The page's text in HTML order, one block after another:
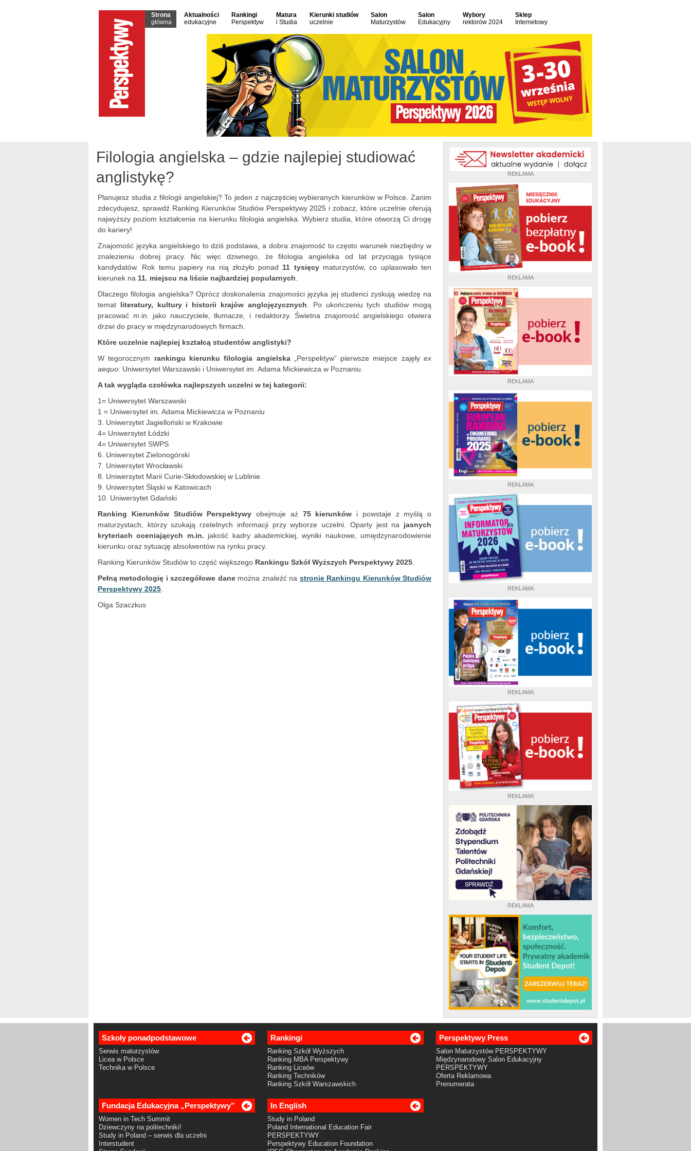
Strona
główna
Aktualności
edukacyjne
Rankingi
Perspektyw
Matura
i Studia
Kierunki studiów
uczelnie
Salon
Maturzystów
Salon
Edukacyjny
Wybory
rektorów 2024
Sklep
Internetowy
REKLAMA
REKLAMA
REKLAMA
REKLAMA
REKLAMA
REKLAMA
REKLAMA
REKLAMA
Filologia angielska – gdzie najlepiej studiować
anglistykę?
Planujesz studia z filologii angielskiej? To jeden z najczęściej wybieranych kierunków w Polsce. Zanim
zdecydujesz, sprawdź Ranking Kierunków Studiów Perspektywy 2025 i zobacz, które uczelnie oferują
najwyższy poziom kształcenia na kierunku filologia angielska. Wybierz studia, które otworzą Ci drogę
do kariery!
Znajomość języka angielskiego to dziś podstawa, a dobra znajomość to często warunek niezbędny w
znalezieniu dobrej pracy. Nic więc dziwnego, że filologia angielska od lat przyciąga tysiące
kandydatów. Rok temu papiery na nią złożyło ponad 11 tysięcymaturzystów, co uplasowało ten
kierunek na 11. miejscu na liście najbardziej popularnych
Dlaczego filologia angielska? Oprócz doskonalenia znajomości języka jej studenci zyskują wiedzę na
temat literatury, kultury i historii krajów anglojęzycznych . Po ukończeniu tych studiów mogą
pracować m.in. jako nauczyciele, tłumacze, i redaktorzy. Świetna znajomość angielskiego otwiera
drzwi do pracy w międzynarodowych firmach.
Które uczelnie najlepiej kształcą studentów anglistyki?
W tegorocznym rankingu kierunku filologia angielska„Perspektyw” pierwsze miejsce zajęłyex
aequo: Uniwersytet Warszawski i Uniwersytet im. Adama Mickiewicza w Poznaniu.
A tak wygląda czołówka najlepszych uczelni w tej kategorii:
1= Uniwersytet Warszawski
1 = Uniwersytet im. Adama Mickiewicza w Poznaniu
3. Uniwersytet Jagielloński w Krakowie
4= Uniwersytet Łódzki
4= Uniwersytet SWPS
6. Uniwersytet Zielonogórski
7. Uniwersytet Wrocławski
8. Uniwersytet Marii Curie-Skłodowskiej w Lublinie
9. Uniwersytet Śląski w Katowicach
10. Uniwersytet Gdański
Ranking Kierunków Studiów Perspektywy obejmuje aż 75 kierunków i powstaje z myślą o
maturzystach, którzy szukają rzetelnych informacji przy wyborze uczelni. Oparty jest na jasnych
kryteriach oceniających m.in. jakość kadry akademickiej, wyniki naukowe, umiędzynarodowienie
kierunku oraz sytuację absolwentów na rynku pracy.
Ranking Kierunków Studiów to część większego Rankingu Szkół Wyższych Perspektywy 2025
Pełną metodologię i szczegółowe danemożna znaleźć na stronie Rankingu Kierunków Studiów
Perspektywy 2025
Olga Szaczkus
Szkoły ponadpodstawowe
Serwis maturzystów
Licea w Polsce
Technika w Polsce
Rankingi
Ranking Szkół Wyższych
Ranking MBA Perspektywy
Ranking Liceów
Ranking Techników
Ranking Szkół Warszawskich
Perspektywy Press
Salon Maturzystów PERSPEKTYWY
Międzynarodowy Salon Edukacyjny
PERSPEKTYWY
Oferta Reklamowa
Prenumerata
Fundacja Edukacyjna „Perspektywy”
Women in Tech Summit
Dziewczyny na politechniki!
Study in Poland – serwis dla uczelni
Interstudent
In English
Study in Poland
Poland International Education Fair
PERSPEKTYWY
Perspektywy Education Foundation